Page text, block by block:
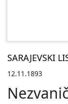
SARAJEVSKI
12.11.1893